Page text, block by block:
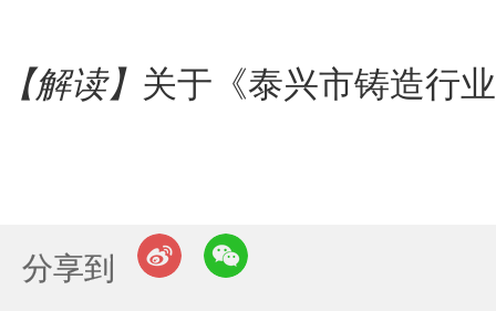
分享到
【解读】 关于《泰兴市铸造行